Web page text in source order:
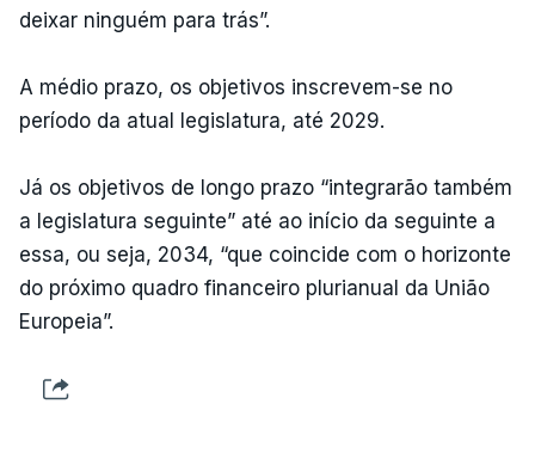
deixar ninguém para trás”.
A médio prazo, os objetivos inscrevem-se no
período da atual legislatura, até 2029.
Já os objetivos de longo prazo “integrarão também
a legislatura seguinte” até ao início da seguinte a
essa, ou seja, 2034, “que coincide com o horizonte
do próximo quadro financeiro plurianual da União
Europeia”.